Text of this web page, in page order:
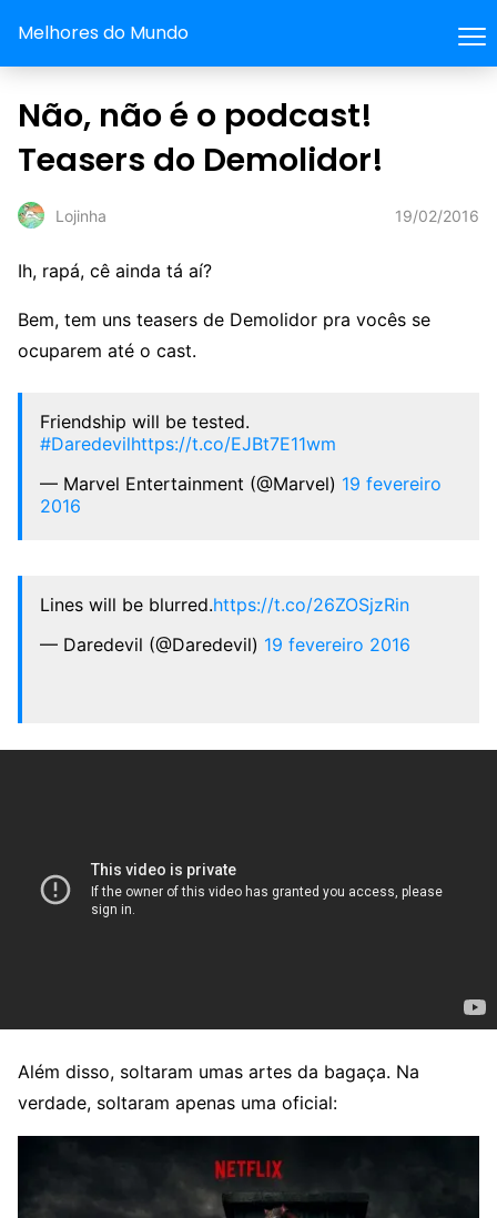
Melhores do Mundo
Não, não é o podcast!
Teasers do Demolidor!
Lojinha 19/02/2016
Ih, rapá, cê ainda tá aí?
Bem, tem uns teasers de Demolidor pra vocês se
ocuparem até o cast.
Friendship will be tested.
#Daredevilhttps://t.co/EJBt7E11wm
— Marvel Entertainment (@Marvel) 19 fevereiro
2016
Lines will be blurred.https://t.co/26ZOSjzRin
— Daredevil (@Daredevil) 19 fevereiro 2016
Além disso, soltaram umas artes da bagaça. Na
verdade, soltaram apenas uma oficial: